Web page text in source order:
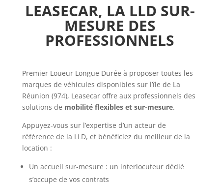
LEASECAR, LA LLD SUR-
MESURE DES
PROFESSIONNELS
Premier Loueur Longue Durée à proposer toutes les
marques de véhicules disponibles sur l’île de La
Réunion (974), Leasecar offre aux professionnels des
solutions de mobilité flexibles et sur-mesure.
Appuyez-vous sur l’expertise d’un acteur de
référence de la LLD, et bénéficiez du meilleur de la
location :
Un accueil sur-mesure : un interlocuteur dédié
s’occupe de vos contrats